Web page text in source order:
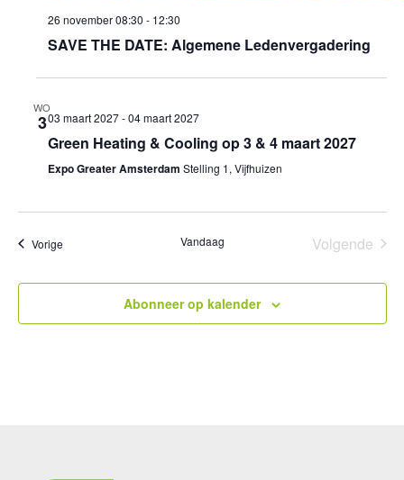
26 november 08:30 - 12:30
SAVE THE DATE: Algemene Ledenvergadering
WO
303 maart 2027-04 maart 2027
Green Heating & Cooling op 3 & 4 maart 2027
Expo Greater Amsterdam Stelling 1, Vijfhuizen
VorigeEvenementen Vandaag
Volgende
Abonneer op kalender